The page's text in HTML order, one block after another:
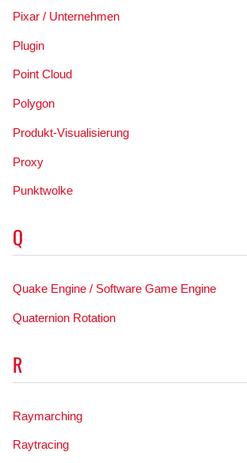
Pixar / Unternehmen
Plugin
Point Cloud
Polygon
Produkt-Visualisierung
Proxy
Punktwolke
Q
Quake Engine / Software Game Engine
Quaternion Rotation
R
Raymarching
Raytracing